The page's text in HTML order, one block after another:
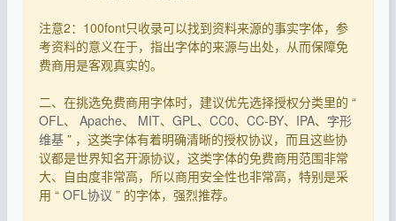
注意2：100font只收录可以找到资料来源的事实字体，参
考资料的意义在于，指出字体的来源与出处，从而保障免
费商用是客观真实的。
二、在挑选免费商用字体时，建议优先选择授权分类里的 “
OFL 、 Apache、 MIT、 GPL 、 CC0、 CC-BY、 IPA、 字形
维基 ” ，这类字体有着明确清晰的授权协议，而且这些协
议都是世界知名开源协议，这类字体的免费商用范围非常
大、自由度非常高，所以商用安全性也非常高，特别是采
用 “ OFL协议 ” 的字体，强烈推荐。